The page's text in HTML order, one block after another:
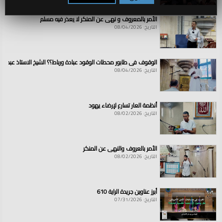
الأمر بالمعروف و نهي عن المنكر لا يعذر فيه مسلم
التاريخ: 08/04/2026
الوقوف في طابور محطات الوقود عبادة ورباط؟؟ الشيخ الاستاذ عبد
التاريخ: 08/04/2026
أنظمة العار تسارع لإرضاء يهود
التاريخ: 08/02/2026
الأمر بالعروف والنهي عن المنكر
التاريخ: 08/02/2026
أبرز عناوين جريدة الراية 610
التاريخ: 07/31/2026